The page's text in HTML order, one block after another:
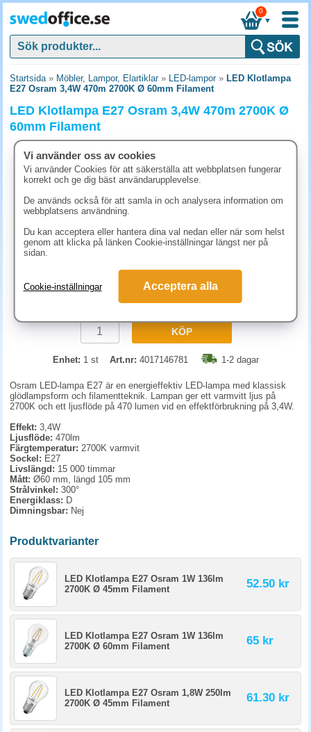
▼
0
Startsida» Möbler, Lampor, Elartiklar» LED-lampor» LED Klotlampa
E27 Osram 3,4W 470m 2700K Ø 60mm Filament
LED Klotlampa E27 Osram 3,4W 470m 2700K Ø
60mm Filament
56.30 kr (inkl. moms)
KÖP
Enhet: 1 st Art.nr: 4017146781 1-2 dagar
Osram LED-lampa E27 är en energieffektiv LED-lampa med klassisk
glödlampsform och filamentteknik. Lampan ger ett varmvitt ljus på
2700K och ett ljusflöde på 470 lumen vid en effektförbrukning på 3,4W.
Effekt: 3,4W
Ljusflöde: 470lm
Färgtemperatur: 2700K varmvit
Sockel: E27
Livslängd: 15 000 timmar
Mått: Ø60 mm, längd 105 mm
Strålvinkel: 300°
Energiklass: D
Dimningsbar: Nej
Produktvarianter
LED Klotlampa E27 Osram 1W 136lm
2700K Ø 45mm Filament
52.50 kr
LED Klotlampa E27 Osram 1W 136lm
2700K Ø 60mm Filament
65 kr
LED Klotlampa E27 Osram 1,8W 250lm
2700K Ø 45mm Filament
61.30 kr
Vi använder oss av cookies
Vi använder Cookies för att säkerställa att webbplatsen fungerar
korrekt och ge dig bäst användarupplevelse.
De används också för att samla in och analysera information om
webbplatsens användning.
Du kan acceptera eller hantera dina val nedan eller när som helst
genom att klicka på länken Cookie-inställningar längst ner på
sidan.
Cookie-inställningar Acceptera alla